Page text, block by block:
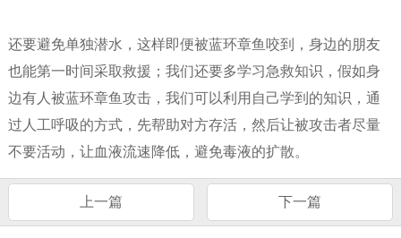
还要避免单独潜水，这样即便被蓝环章鱼咬到，身边的朋友
也能第一时间采取救援；我们还要多学习急救知识，假如身
边有人被蓝环章鱼攻击，我们可以利用自己学到的知识，通
过人工呼吸的方式，先帮助对方存活，然后让被攻击者尽量
不要活动，让血液流速降低，避免毒液的扩散。
上一篇 下一篇